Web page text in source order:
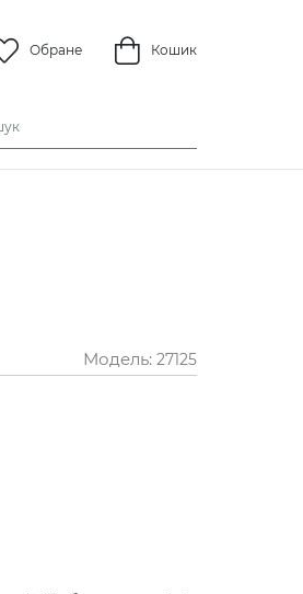
Обране Кошик
Модель: 27125